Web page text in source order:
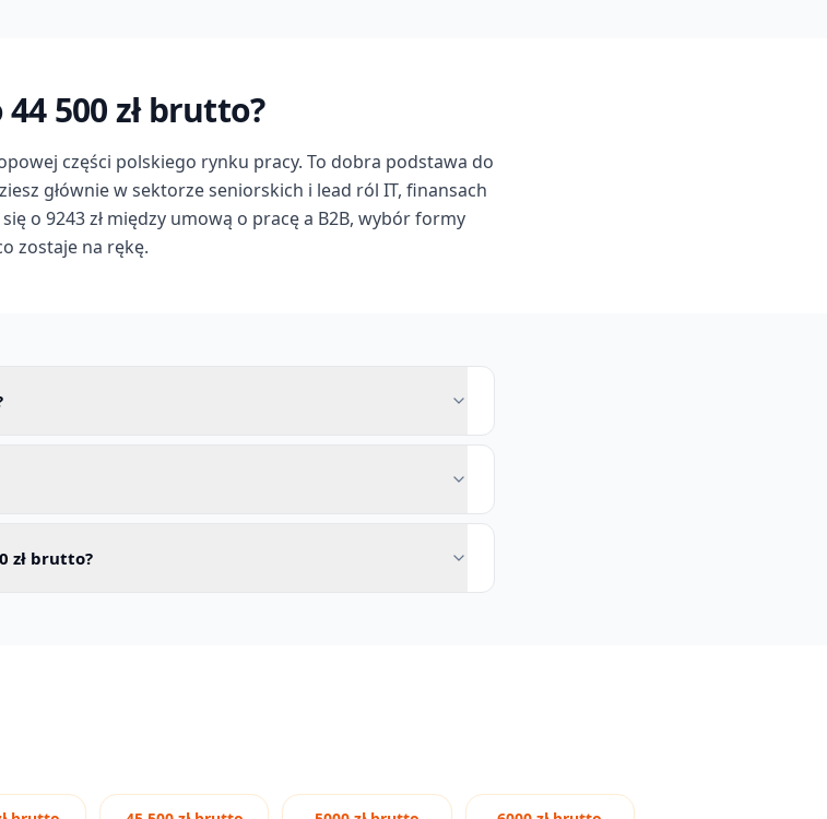
500 zł brutto?
części polskiego rynku pracy. To dobra podstawa do
głównie w sektorze seniorskich i lead ról IT, finansach
o 9243 zł między umową o pracę a B2B, wybór formy
zostaje na rękę.
zł brutto?